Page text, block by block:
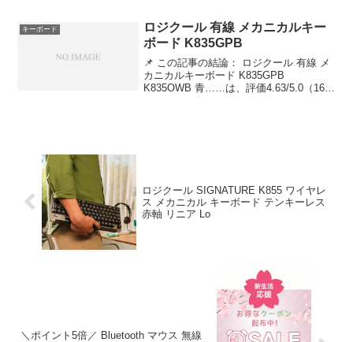
スリムマルチデバイスキーボード 静...
キーボード
ロジクール 有線 メカニカルキー
ボード K835GPB
📌 この記事の結論： ロジクール 有線 メ
カニカルキーボード K835GPB
K835OWB 青……は、評価4.63/5.0（16
ロジクール SIGNATURE K855 ワイヤレ
ス メカニカル キーボード テンキーレス
赤軸 リニア Lo
＼ポイント5倍／ Bluetooth マウス 無線